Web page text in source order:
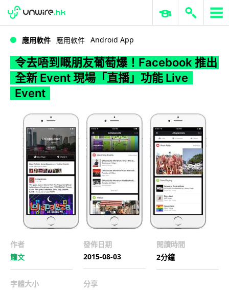
WWDC 2026 ERP 與商業 AI
應用軟件 應用軟件 Android App
令去唔到嘅朋友葡萄爆！Facebook 推出
全新 Event 現場「直播」功能 Live
Event
作者
籮文
發佈日期
2015-08-03
閱讀時間
2分鐘
字體大小 分享